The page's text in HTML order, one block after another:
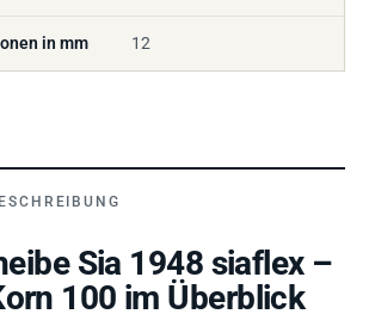
in mm 12
Sia 1948 siaflex –
100 im Überblick